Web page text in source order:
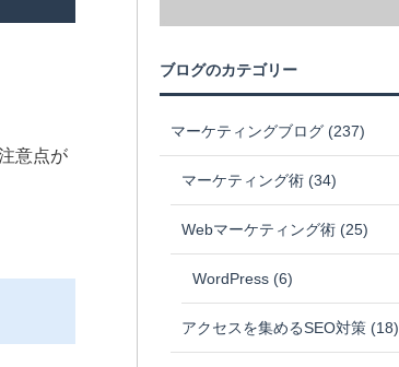
意点が
ブログのカテゴリー
マーケティングブログ (237)
マーケティング術 (34)
Webマーケティング術 (25)
WordPress (6)
アクセスを集めるSEO対策 (18)